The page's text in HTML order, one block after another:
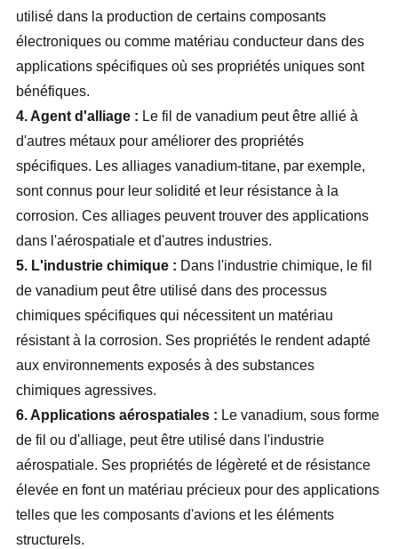
utilisé dans la production de certains composants
électroniques ou comme matériau conducteur dans des
applications spécifiques où ses propriétés uniques sont
bénéfiques.
4. Agent d'alliage : Le fil de vanadium peut être allié à
d'autres métaux pour améliorer des propriétés
spécifiques. Les alliages vanadium-titane, par exemple,
sont connus pour leur solidité et leur résistance à la
corrosion. Ces alliages peuvent trouver des applications
dans l'aérospatiale et d'autres industries.
5. L'industrie chimique : Dans l'industrie chimique, le fil
de vanadium peut être utilisé dans des processus
chimiques spécifiques qui nécessitent un matériau
résistant à la corrosion. Ses propriétés le rendent adapté
aux environnements exposés à des substances
chimiques agressives.
6. Applications aérospatiales : Le vanadium, sous forme
de fil ou d'alliage, peut être utilisé dans l'industrie
aérospatiale. Ses propriétés de légèreté et de résistance
élevée en font un matériau précieux pour des applications
telles que les composants d'avions et les éléments
structurels.